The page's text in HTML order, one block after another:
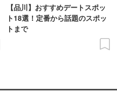
【品川】おすすめデートスポッ
ト18選！定番から話題のスポッ
トまで